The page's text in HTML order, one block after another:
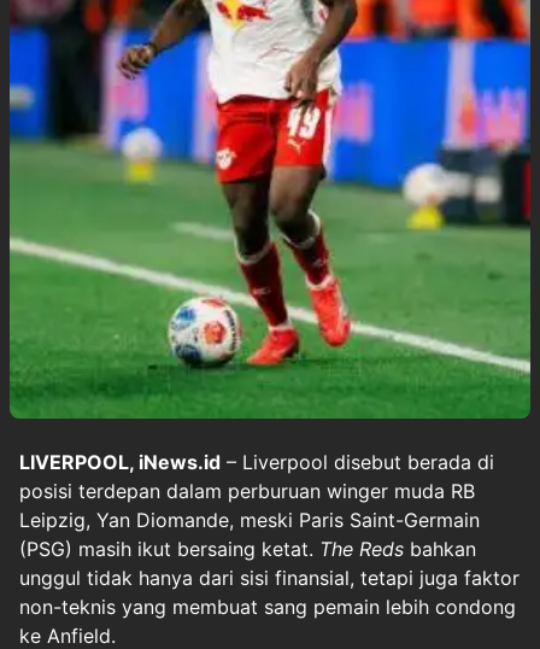
LIVERPOOL, iNews.id – Liverpool disebut berada di
posisi terdepan dalam perburuan winger muda RB
Leipzig, Yan Diomande, meski Paris Saint-Germain
(PSG) masih ikut bersaing ketat. The Reds bahkan
unggul tidak hanya dari sisi finansial, tetapi juga faktor
non-teknis yang membuat sang pemain lebih condong
ke Anfield.